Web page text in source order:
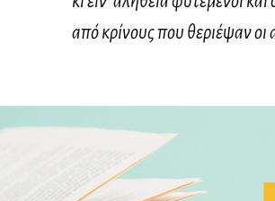
από κρίνους που θεριέψαν οι